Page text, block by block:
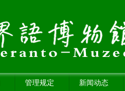
管理规定 新闻动态